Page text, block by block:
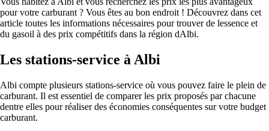
pour votre carburant ? Vous êtes au bon endroit ! Découvrez dans cet
article toutes les informations nécessaires pour trouver de lessence et
du gasoil à des prix compétitifs dans la région dAlbi.
Les stations-service à Albi
Albi compte plusieurs stations-service où vous pouvez faire le plein de
carburant. Il est essentiel de comparer les prix proposés par chacune
dentre elles pour réaliser des économies conséquentes sur votre budget
carburant.